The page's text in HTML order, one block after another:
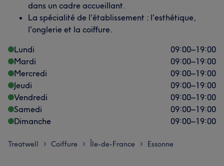
dans un cadre accueillant.
La spécialité de l'établissement : l'esthétique,
l'onglerie et la coiffure.
Lundi
09:00–19:00
Mardi
09:00–19:00
Mercredi
09:00–19:00
Jeudi
09:00–19:00
Vendredi
09:00–19:00
Samedi
09:00–19:00
Dimanche
09:00–19:00
Treatwell > Coiffure > Île-de-France > Essonne